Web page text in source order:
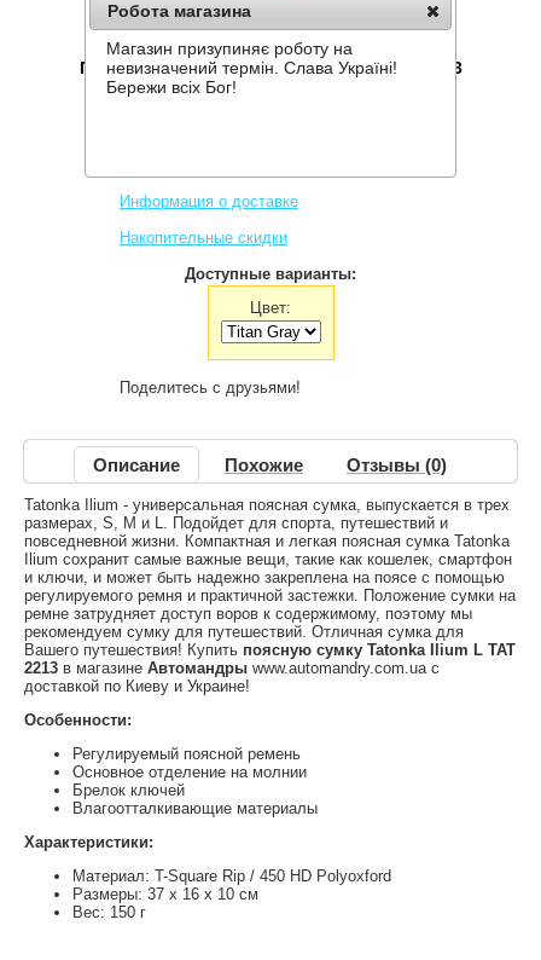
ПОЯСНАЯ СУМКА TATONKA ILIUM L TAT 2213
Информация о доставке
Накопительные скидки
Доступные варианты:
Цвет:
Поделитесь с друзьями!
Описание Похожие Отзывы (0)
Tatonka Ilium - универсальная поясная сумка, выпускается в трех
размерах, S, M и L. Подойдет для спорта, путешествий и
повседневной жизни. Компактная и легкая поясная сумка Tatonka
Ilium сохранит самые важные вещи, такие как кошелек, смартфон
и ключи, и может быть надежно закреплена на поясе с помощью
регулируемого ремня и практичной застежки. Положение сумки на
ремне затрудняет доступ воров к содержимому, поэтому мы
рекомендуем сумку для путешествий. Отличная сумка для
Вашего путешествия! Купить поясную сумку Tatonka Ilium L TAT
2213 в магазине Автомандры www.automandry.com.ua с
доставкой по Киеву и Украине!
Особенности:
Регулируемый поясной ремень
Основное отделение на молнии
Брелок ключей
Влагоотталкивающие материалы
Характеристики:
Материал: T-Square Rip / 450 HD Polyoxford
Размеры: 37 x 16 x 10 см
Вес: 150 г
Робота магазина
Магазин призупиняє роботу на
невизначений термін. Слава Україні!
Бережи всіх Бог!